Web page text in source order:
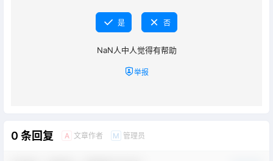
是 否
NaN人中人觉得有帮助
举报
0 条回复 A 文章作者 M 管理员